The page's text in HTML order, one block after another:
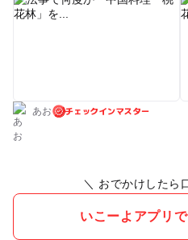
食べられないものが多いと子供
す。 ランチタイムでは上記「桃花林」と「洋食レストラン カ
メリア」のみの営業で、「和食
す。 祝日の利用でしたが、開店
あお チェックインマスター
＼ おでかけしたら
いこーよアプリ